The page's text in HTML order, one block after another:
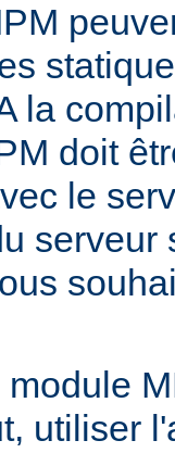
la
doit
le
serveur
utiliser